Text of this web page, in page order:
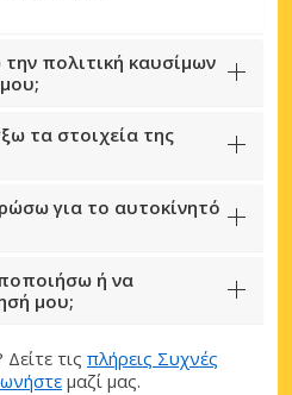
πολιτική καυσίμων
τα στοιχεία της
για το αυτοκίνητό
ή να
μου;
τις πλήρεις Συχνές
μαζί μας.